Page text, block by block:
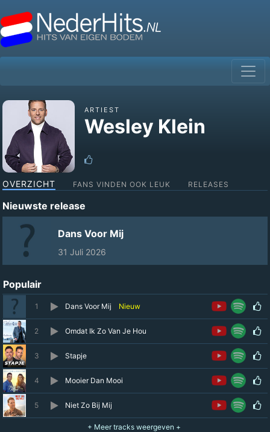
ARTIEST
Wesley Klein
OVERZICHT FANS VINDEN OOK LEUK RELEASES
Nieuwste release
Dans Voor Mij
31 Juli 2026
Populair
1 Dans Voor Mij Nieuw
2 Omdat Ik Zo Van Je Hou
3 Stapje
4 Mooier Dan Mooi
5 Niet Zo Bij Mij